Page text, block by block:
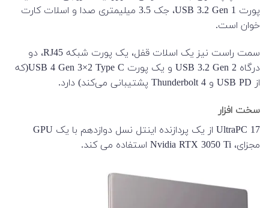
پورت USB 3.2 Gen 1، جک 3.5 میلیمتری صدا و اسلات کارت
خوان است.
سمت راست نیز یک اسلات قفل، یک پورت شبکه RJ45، دو
درگاه USB 3.2 Gen 2 و یک پورت USB 4 Gen 3×2 Type C(که
از USB PD و Thunderbolt 4 پشتیبانی می‌کند) دارد.
سخت افزار
UltraPC 17 از یک پردازنده اینتل نسل دوازدهم با یک GPU
مجزای، Nvidia RTX 3050 Ti استفاده می کند.